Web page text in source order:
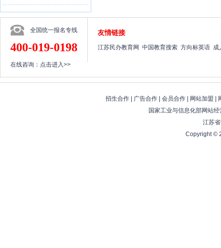
全国统一报名专线
400-019-0198
在线咨询： 点击进入>>
友情链接
江苏民办教育网 中国教育搜索 方向标英语 成
招生合作| 广告合作| 会员合作| 网站加盟
国家工业与信息化部网站
江苏
Copyright ©